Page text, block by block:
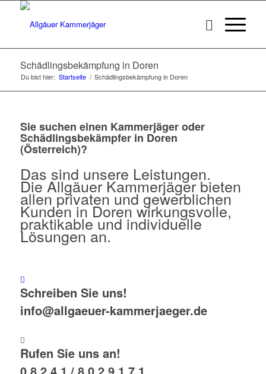
Schädlingsbekämpfung in Doren
Du bist hier: Startseite / Schädlingsbekämpfung in Doren
Sie suchen einen Kammerjäger oder
Schädlingsbekämpfer in Doren
(Österreich)?
Das sind unsere Leistungen.
Die Allgäuer Kammerjäger bieten
allen privaten und gewerblichen
Kunden in Doren wirkungsvolle,
praktikable und individuelle
Lösungen an.
Schreiben Sie uns!
info@allgaeuer-kammerjaeger.de
Rufen Sie uns an!
0 8 2 4 1 / 8 0 2 9 1 7 1